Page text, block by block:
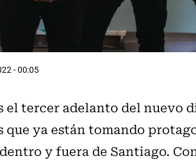
- 00:05
el tercer adelanto del nuevo
que ya están tomando
y fuera de Santiago.